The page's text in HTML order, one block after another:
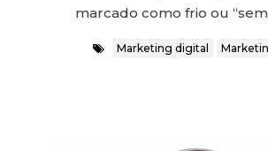
marcado como frio ou “sem
Marketing digital